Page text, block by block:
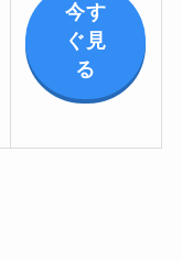
今す
ぐ見
る